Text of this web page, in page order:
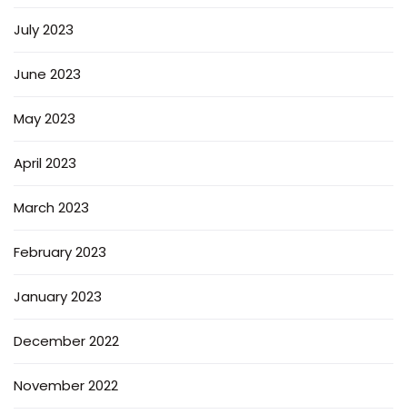
July 2023
June 2023
May 2023
April 2023
March 2023
February 2023
January 2023
December 2022
November 2022